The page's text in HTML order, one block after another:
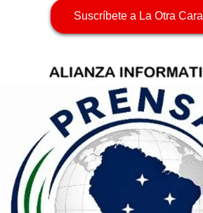
Suscríbete a La Otra Cara